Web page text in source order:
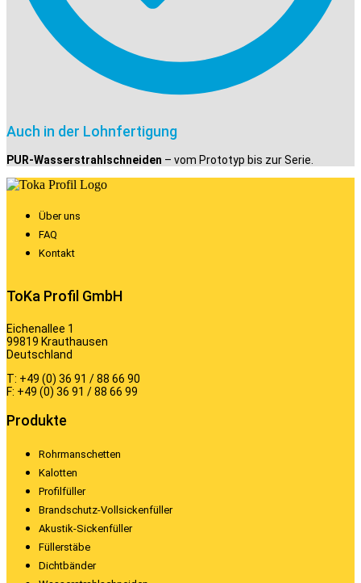
Auch in der Lohnfertigung
PUR-Wasserstrahlschneiden – vom Prototyp bis zur Serie.
Über uns
FAQ
Kontakt
ToKa Profil GmbH
Eichenallee 1
99819 Krauthausen
Deutschland
T: +49 (0) 36 91 / 88 66 90
F: +49 (0) 36 91 / 88 66 99
Produkte
Rohrmanschetten
Kalotten
Profilfüller
Brandschutz-Vollsickenfüller
Akustik-Sickenfüller
Füllerstäbe
Dichtbänder